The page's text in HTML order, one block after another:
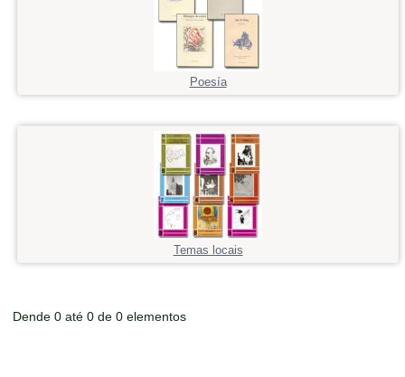
Poesía
Temas locais
Dende 0 até 0 de 0 elementos